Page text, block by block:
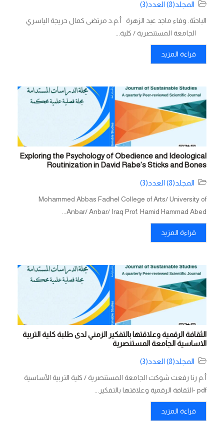
المجلد(8) العدد(3)
الباحثة. وفاء ماجد عبد الزهرة أ.م.د مرتضى كمال حريجة الياسري
الجامعة المستنصرية / كلية...
قراءة المزيد
Exploring the Psychology of Obedience and Ideological
Routinization in David Rabe’s Sticks and Bones
المجلد(8) العدد(3)
Mohammed Abbas Fadhel College of Arts/ University of
Anbar/ Anbar/ Iraq Prof. Hamid Hammad Abed...
قراءة المزيد
الثقافة الرقمية وعلاقتها بالتفكير الزمني لدى طلبة كلية التربية
الاساسية الجامعة المستنصرية
المجلد(8) العدد(3)
أ.م رنا رفعت شوكت الجامعة المستنصرية / كلية التربية الأساسية
pdf -الثقافة الرقمية وعلاقتها بالتفكير...
قراءة المزيد